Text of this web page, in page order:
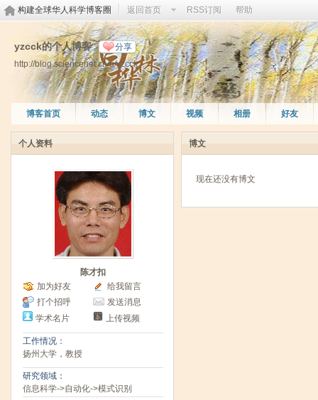
构建全球华人科学博客圈 返回首页 RSS订阅 帮助
yzcck的个人博客 分享
http://blog.sciencenet.cn/u/yzcck
博客首页 动态 博文 视频 相册 好友
个人资料
陈才扣
加为好友
给我留言
打个招呼
发送消息
学术名片
上传视频
工作情况：
扬州大学，教授
研究领域：
信息科学->自动化->模式识别
博文
现在还没有博文